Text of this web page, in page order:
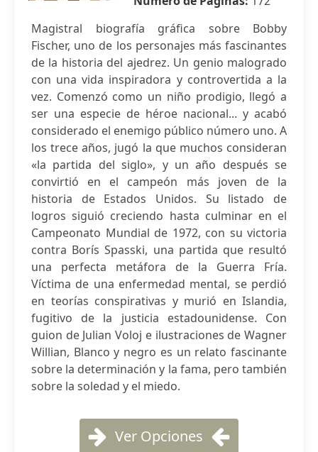
Magistral biografía gráfica sobre Bobby
Fischer, uno de los personajes más fascinantes
de la historia del ajedrez. Un genio malogrado
con una vida inspiradora y controvertida a la
vez. Comenzó como un niño prodigio, llegó a
ser una especie de héroe nacional... y acabó
considerado el enemigo público número uno. A
los trece años, jugó la que muchos consideran
«la partida del siglo», y un año después se
convirtió en el campeón más joven de la
historia de Estados Unidos. Su listado de
logros siguió creciendo hasta culminar en el
Campeonato Mundial de 1972, con su victoria
contra Borís Spasski, una partida que resultó
una perfecta metáfora de la Guerra Fría.
Víctima de una enfermedad mental, se perdió
en teorías conspirativas y murió en Islandia,
fugitivo de la justicia estadounidense. Con
guion de Julian Voloj e ilustraciones de Wagner
Willian, Blanco y negro es un relato fascinante
sobre la determinación y la fama, pero también
sobre la soledad y el miedo.
Ver Opciones